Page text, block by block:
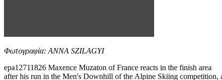
Φωτογραφία: ANNA SZILAGYI
epa12711826 Maxence Muzaton of France reacts in the finish area
after his run in the Men's Downhill of the Alpine Skiing competition,